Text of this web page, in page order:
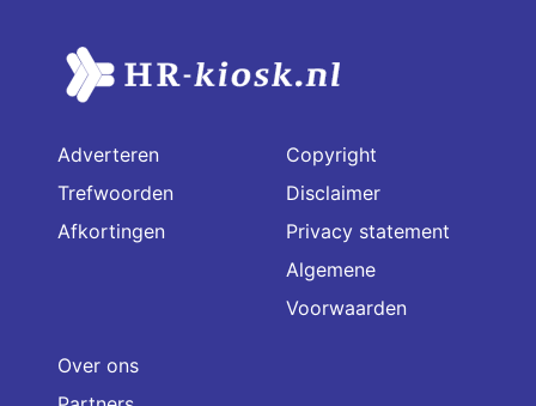
Adverteren
Trefwoorden
Afkortingen
Copyright
Disclaimer
Privacy statement
Algemene
Voorwaarden
Over ons